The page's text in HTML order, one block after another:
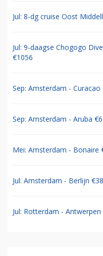
Jul: 8-dg cruise Oost
Jul: 9-daagse Chogogo
€1056
Sep: Amsterdam - Curacao
Sep: Amsterdam - Aruba
Mei: Amsterdam - Bonaire
Jul: Amsterdam - Berlijn €38
Jul: Rotterdam - Antwerpen